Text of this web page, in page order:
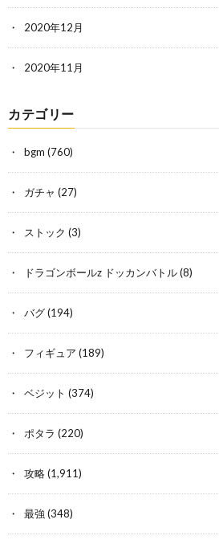
2020年12月
2020年11月
カテゴリー
bgm (760)
ガチャ (27)
ストック (3)
ドラゴンボールz ドッカンバトル(8)
バグ(194)
フィギュア (189)
ベジット (374)
ポタラ (220)
攻略(1,911)
最強 (348)